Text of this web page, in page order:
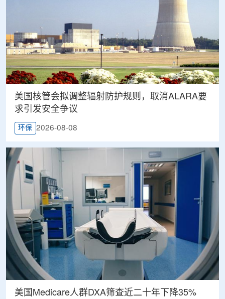
美国核管会拟调整辐射防护规则，取消ALARA要
求引发安全争议
环保 2026-08-08
美国Medicare人群DXA筛查近二十年下降35%